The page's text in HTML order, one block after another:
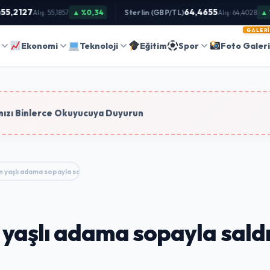
Alış: 55,1857 ▲ %0,34 Sterlin (GBP/TL)64,4655Alış: 64,4028 ▲
Ekonomi Teknoloji Eğitim Spor Foto Galeri
GALERI
Binlerce Okuyucuya Duyurun
yaşlı adama sopayla saldırdı
adama sopayla